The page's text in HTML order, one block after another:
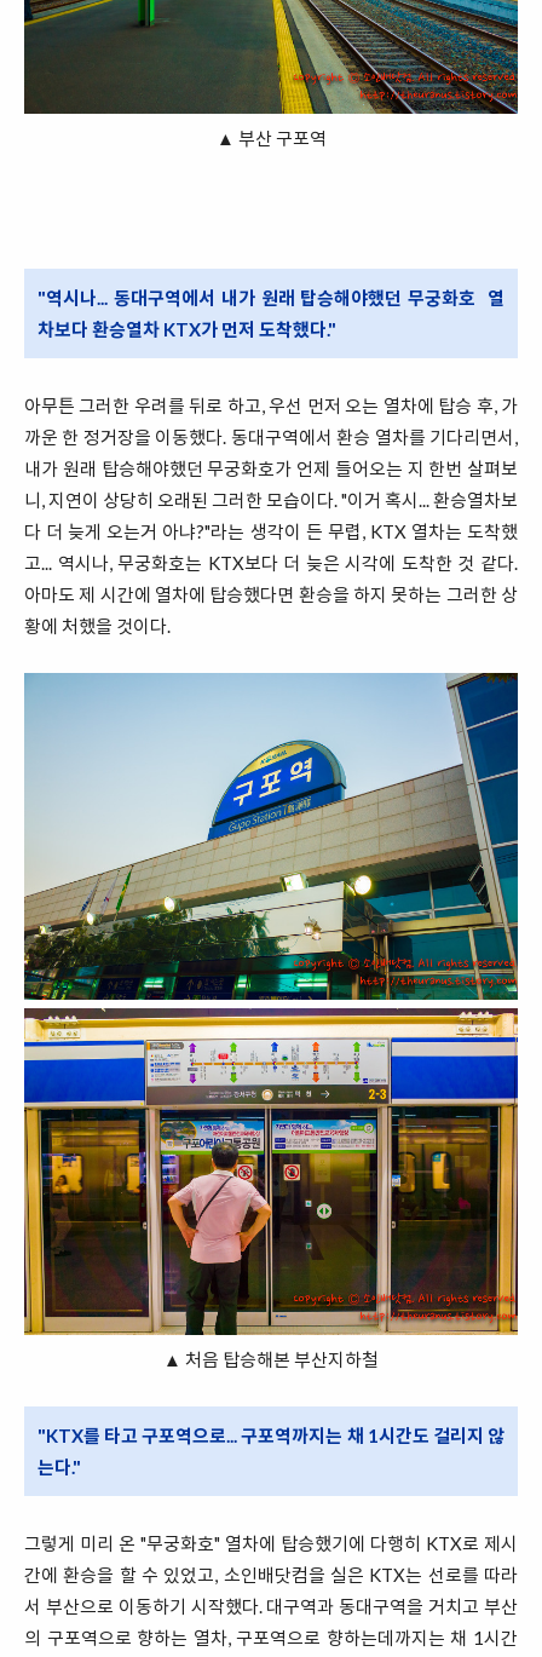
▲ 부산 구포역
"역시나... 동대구역에서 내가 원래 탑승해야했던 무궁화호 열
차보다 환승열차 KTX가 먼저 도착했다."
아무튼 그러한 우려를 뒤로 하고, 우선 먼저 오는 열차에 탑승 후, 가
까운 한 정거장을 이동했다. 동대구역에서 환승 열차를 기다리면서,
내가 원래 탑승해야했던 무궁화호가 언제 들어오는 지 한번 살펴보
니, 지연이 상당히 오래된 그러한 모습이다. "이거 혹시... 환승열차보
다 더 늦게 오는거 아냐?"라는 생각이 든 무렵, KTX 열차는 도착했
고... 역시나, 무궁화호는 KTX보다 더 늦은 시각에 도착한 것 같다.
아마도 제 시간에 열차에 탑승했다면 환승을 하지 못하는 그러한 상
황에 처했을 것이다.
▲ 처음 탑승해본 부산지하철
"KTX를 타고 구포역으로... 구포역까지는 채 1시간도 걸리지 않
는다."
그렇게 미리 온 "무궁화호" 열차에 탑승했기에 다행히 KTX로 제시
간에 환승을 할 수 있었고, 소인배닷컴을 실은 KTX는 선로를 따라
서 부산으로 이동하기 시작했다. 대구역과 동대구역을 거치고 부산
의 구포역으로 향하는 열차, 구포역으로 향하는데까지는 채 1시간